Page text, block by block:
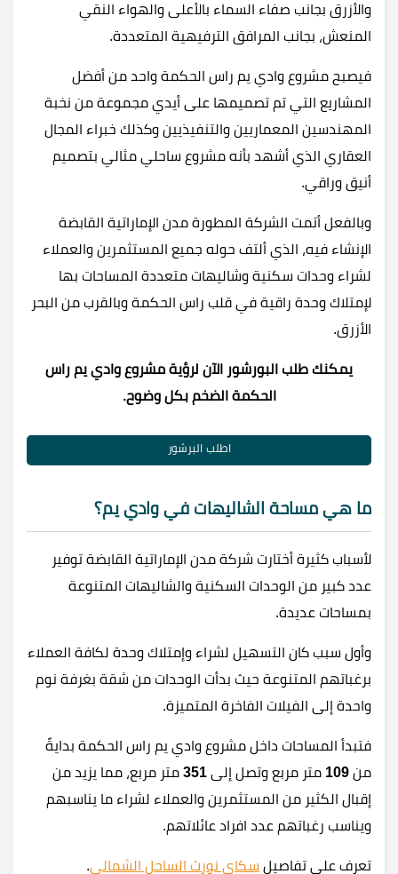
والأزرق بجانب صفاء السماء بالأعلى والهواء النقي
المنعش، بجانب المرافق الترفيهية المتعددة.
فيصبح مشروع وادي يم راس الحكمة واحد من أفضل
المشاريع التي تم تصميمها على أيدي مجموعة من نخبة
المهندسين المعماريين والتنفيذيين وكذلك خبراء المجال
العقاري الذي أشهد بأنه مشروع ساحلي مثالي بتصميم
أنيق وراقي.
وبالفعل أتمت الشركة المطورة مدن الإماراتية القابضة
الإنشاء فيه، الذي ألتف حوله جميع المستثمرين والعملاء
لشراء وحدات سكنية وشاليهات متعددة المساحات بها
لإمتلاك وحدة راقية في قلب راس الحكمة وبالقرب من البحر
الأزرق.
يمكنك طلب البورشور الآن لرؤية مشروع وادي يم راس
الحكمة الضخم بكل وضوح.
اطلب البرشور
ما هي مساحة الشاليهات في وادي يم؟
لأسباب كثيرة أختارت شركة مدن الإماراتية القابضة توفير
عدد كبير من الوحدات السكنية والشاليهات المتنوعة
بمساحات عديدة.
وأول سبب كان التسهيل لشراء وإمتلاك وحدة لكافة العملاء
برغباتهم المتنوعة حيث بدأت الوحدات من شقة بغرفة نوم
واحدة إلى الفيلات الفاخرة المتميزة.
فتبدأ المساحات داخل مشروع وادي يم راس الحكمة بدايةً
من 109 متر مربع وتصل إلى 351 متر مربع، مما يزيد من
إقبال الكثير من المستثمرين والعملاء لشراء ما يناسبهم
ويناسب رغباتهم عدد افراد عائلاتهم.
تعرف على تفاصيل سكاي نورث الساحل الشمالي.